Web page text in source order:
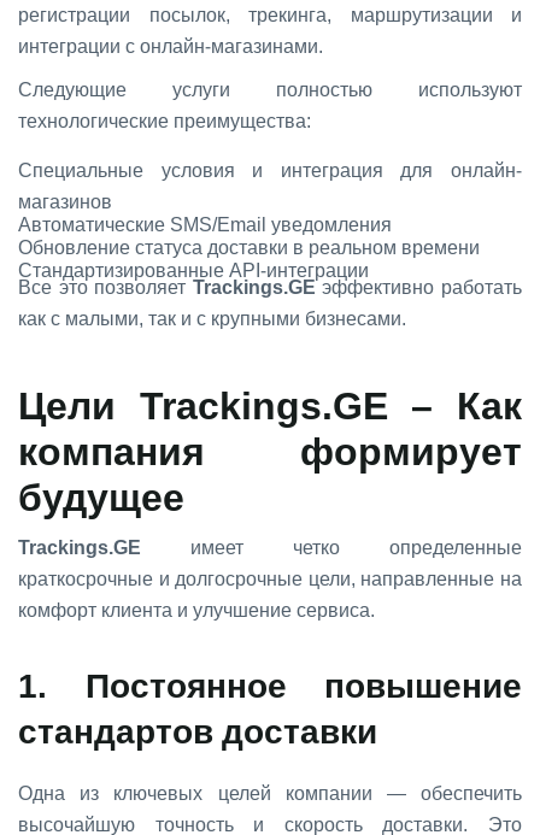
регистрации посылок, трекинга, маршрутизации и
интеграции с онлайн-магазинами.
Следующие услуги полностью используют
технологические преимущества:
Специальные условия и интеграция для онлайн-
магазинов
Автоматические SMS/Email уведомления
Обновление статуса доставки в реальном времени
Стандартизированные API-интеграции
Все это позволяет Trackings.GEэффективно работать
как с малыми, так и с крупными бизнесами.
Цели Trackings.GE – Как
компания формирует
будущее
Trackings.GE имеет четко определенные
краткосрочные и долгосрочные цели, направленные на
комфорт клиента и улучшение сервиса.
1. Постоянное повышение
стандартов доставки
Одна из ключевых целей компании — обеспечить
высочайшую точность и скорость доставки. Это